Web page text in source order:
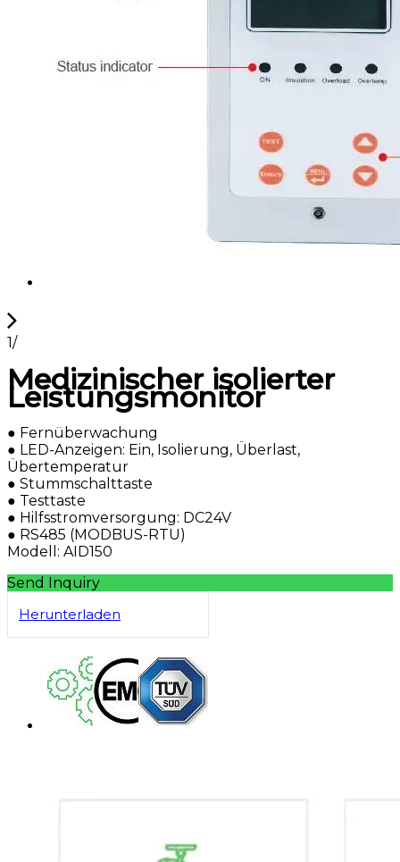
1/
Medizinischer isolierter
Leistungsmonitor
● Fernüberwachung
● LED-Anzeigen: Ein, Isolierung, Überlast,
Übertemperatur
● Stummschalttaste
● Testtaste
● Hilfsstromversorgung: DC24V
● RS485 (MODBUS-RTU)
Modell: AID150
Send Inquiry
Herunterladen